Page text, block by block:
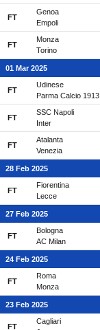
FT
Genoa
Empoli
FT
Monza
Torino
01 Mar 2025
FT
Udinese
Parma Calcio 1913
FT
SSC Napoli
Inter
FT
Atalanta
Venezia
28 Feb 2025
FT
Fiorentina
Lecce
27 Feb 2025
FT
Bologna
AC Milan
24 Feb 2025
FT
Roma
Monza
23 Feb 2025
FT
Cagliari